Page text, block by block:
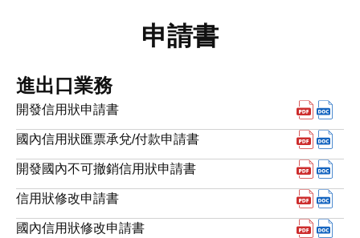
申請書
進出口業務
開發信用狀申請書 下載
國內信用狀匯票承兌/付款申請書 下載
開發國內不可撤銷信用狀申請書 下載
信用狀修改申請書 下載
國內信用狀修改申請書 下載